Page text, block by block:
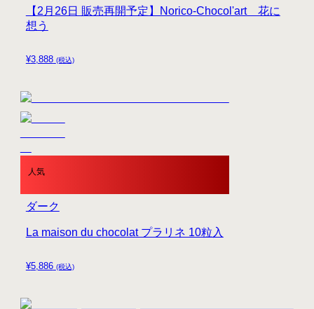
¥3,888 (税込)
【2月26日 販売再開予定】Norico-Chocol'art 花に
想う
人気
¥5,886 (税込)
La maison du chocolat プラリネ 10粒入
ダーク